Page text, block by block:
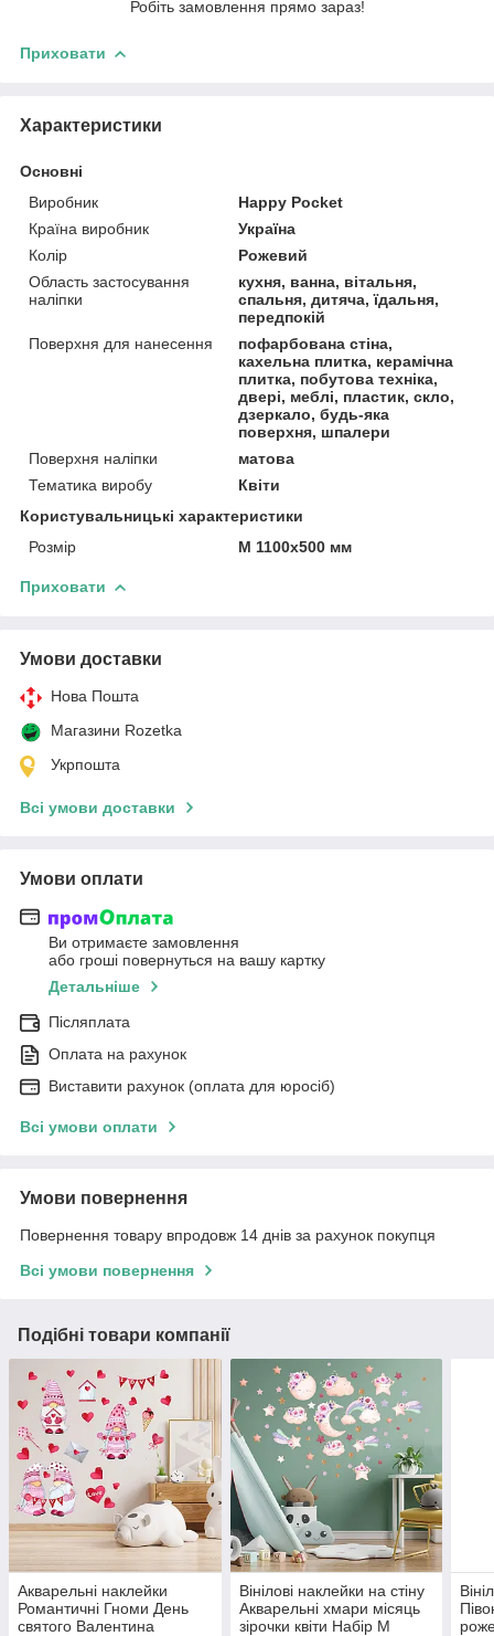
Робіть замовлення прямо зараз!
Приховати
Характеристики
Основні
Виробник
Happy Pocket
Країна виробник
Україна
Колір
Рожевий
Область застосування
наліпки
кухня, ванна, вітальня,
спальня, дитяча, їдальня,
передпокій
Поверхня для нанесення
пофарбована стіна,
кахельна плитка, керамічна
плитка, побутова техніка,
двері, меблі, пластик, скло,
дзеркало, будь-яка
поверхня, шпалери
Поверхня наліпки
матова
Тематика виробу
Квіти
Користувальницькі характеристики
Розмір
М 1100х500 мм
Приховати
Умови доставки
Нова Пошта
Магазини Rozetka
Укрпошта
Всі умови доставки
Умови оплати
Ви отримаєте замовлення
або гроші повернуться на вашу картку
Детальніше
Післяплата
Оплата на рахунок
Виставити рахунок (оплата для юросіб)
Всі умови оплати
Умови повернення
Повернення товару впродовж 14 днів за рахунок покупця
Всі умови повернення
Подібні товари компанії
Акварельні наклейки
Романтичні Гноми День
святого Валентина
Вінілові наклейки на стіну
Акварельні хмари місяць
зірочки квіти Набір М